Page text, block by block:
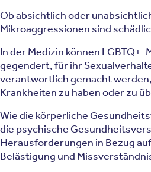
Ob absichtlich oder
Mikroaggressionen sind
In der Medizin können LGBTQ+-
gegendert, für ihr
verantwortlich gemacht
Krankheiten zu haben oder zu
Wie die körperliche
die psychische
Herausforderungen in Bezug
Belästigung und